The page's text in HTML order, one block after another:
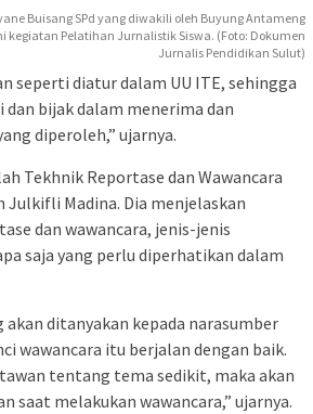
Buisang SPd yang diwakili oleh Buyung Antameng
kegiatan Pelatihan Jurnalistik Siswa. (Foto: Dokumen
Jurnalis Pendidikan Sulut)
seperti diatur dalam UU ITE, sehingga
bijak dalam menerima dan
diperoleh,” ujarnya.
Tekhnik Reportase dan Wawancara
Julkifli Madina. Dia menjelaskan
dan wawancara, jenis-jenis
saja yang perlu diperhatikan dalam
akan ditanyakan kepada narasumber
wawancara itu berjalan dengan baik.
tentang tema sedikit, maka akan
saat melakukan wawancara,” ujarnya.